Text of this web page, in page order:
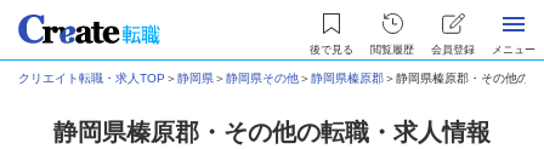
後で見る 閲覧履歴 会員登録 メニュー
クリエイト転職・求人TOP ＞静岡県＞静岡県その他＞静岡県榛原郡＞静岡県榛原郡・その他の
静岡県榛原郡・その他の転職・求人情報